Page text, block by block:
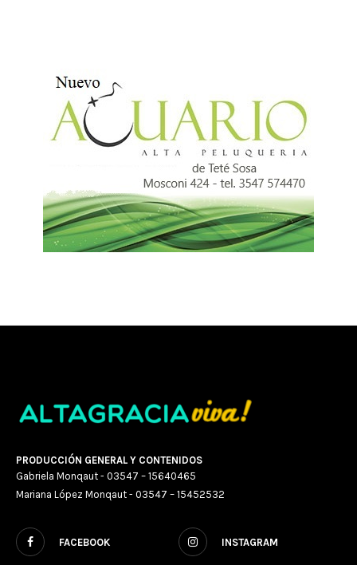
PRODUCCIÓN GENERAL Y CONTENIDOS
Gabriela Monqaut - 03547 – 15640465
Mariana López Monqaut - 03547 – 15452532
FACEBOOK INSTAGRAM